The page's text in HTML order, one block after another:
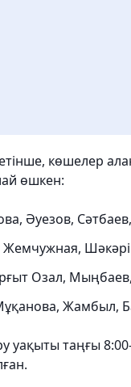
көшелер
өшкен:
Әуезов,
Озал,
Жамбыл,
уақыты таңғы